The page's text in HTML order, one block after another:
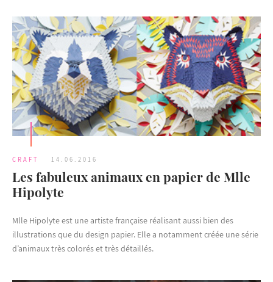
CRAFT 14.06.2016
Les fabuleux animaux en papier de Mlle
Hipolyte
Mlle Hipolyte est une artiste française réalisant aussi bien des
illustrations que du design papier. Elle a notamment créée une série
d’animaux très colorés et très détaillés.